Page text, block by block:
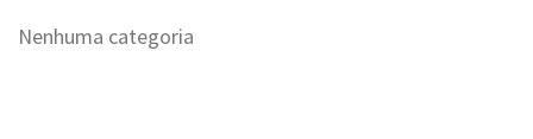
Nenhuma categoria